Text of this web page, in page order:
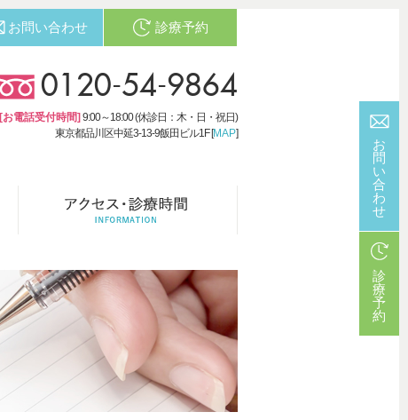
お問い合わせ 診療予約
0120-54-9864
[お電話受付時間] 9:00～18:00 (休診日：木・日・祝日)
東京都品川区中延3-13-9飯田ビル1F [ MAP]
お
問
い
合
わ
せ
診
療
予
約